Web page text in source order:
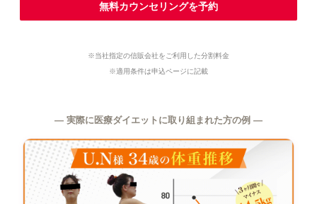
無料カウンセリングを予約
※当社指定の信販会社をご利用した分割料金
※適用条件は申込ページに記載
― 実際に医療ダイエットに取り組まれた方の例 ―